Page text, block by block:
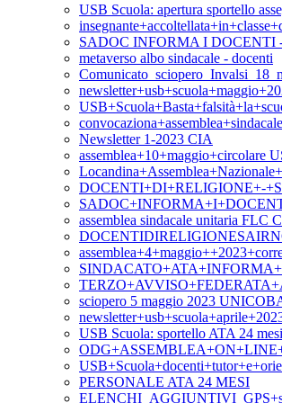
USB Scuola: apertura sportello
SADOC INFORMA I DOCENTI
metaverso albo sindacale - docenti
Newsletter 1-2023 CIA
assemblea+10+maggio+circolare
DOCENTI+DI+RELIGIONE+-
assemblea sindacale unitaria
sciopero 5 maggio 2023
USB Scuola: sportello ATA 24 mesi
PERSONALE ATA 24 MESI